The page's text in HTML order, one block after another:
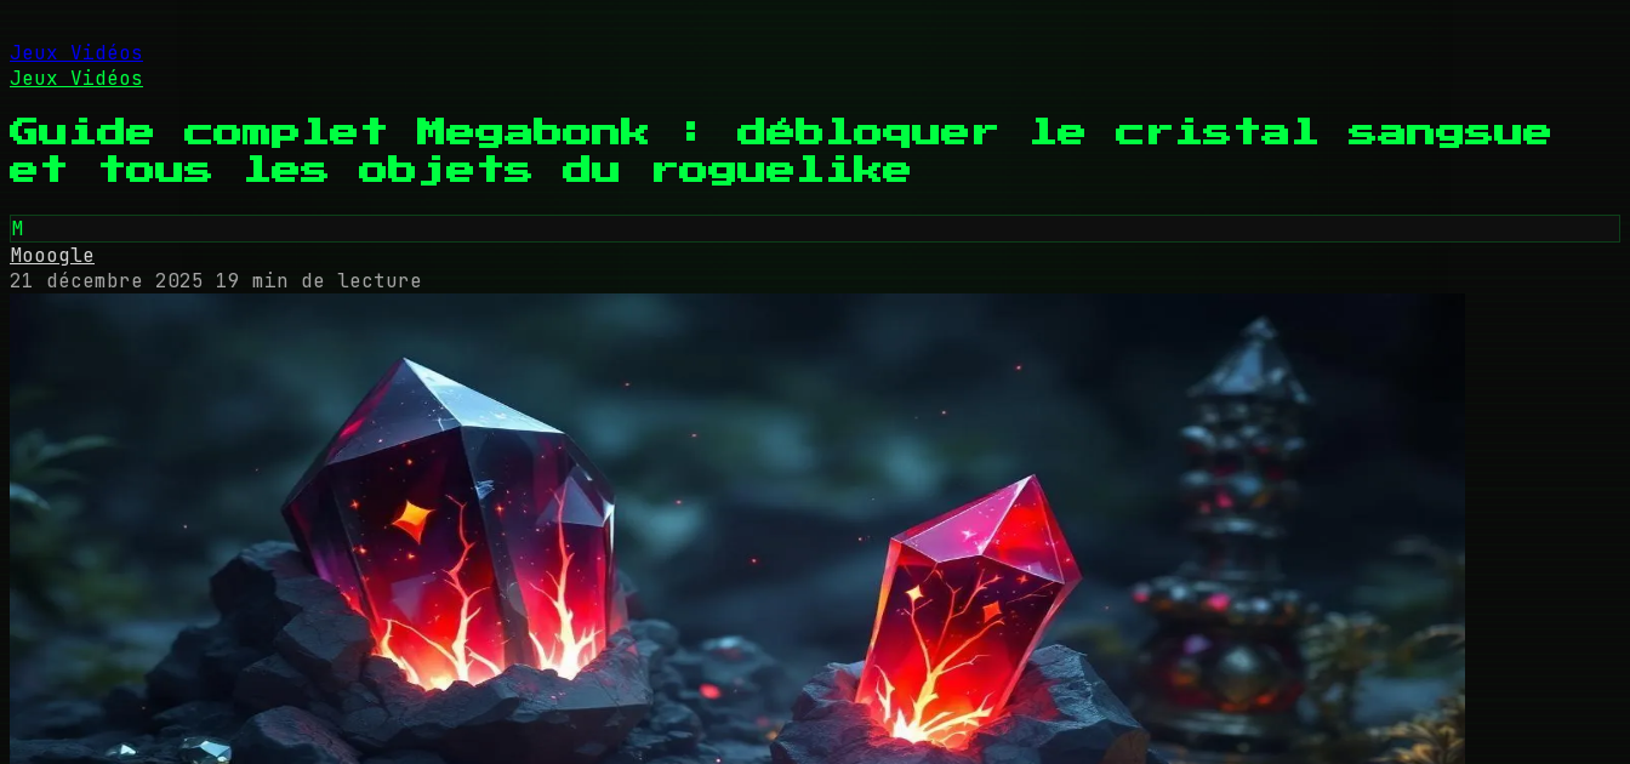
Jeux Vidéos
Jeux Vidéos
Guide complet Megabonk : débloquer le cristal sangsue
et tous les objets du roguelike
M
Mooogle
21 décembre 2025
19 min de lecture